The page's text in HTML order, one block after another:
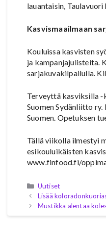
lauantaisin, Taulavuori
Kasvismaailmaan
Kouluissa kasvisten
ja kampanjajulisteita.
sarjakuvakilpailulla.
Terveyttä kasviksilla -
Suomen Sydänliitto
Suomen. Opetuksen
Tällä viikolla ilmestyi
esikouluikäisten
www.finfood.fi/
Kategoriat
Uutiset
Lisää
Mustikka alentaa